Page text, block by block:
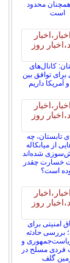
محدود
است
کانال‌های
برای توافق بین
و آمریکا داریم
تابستان، چه
از میانکاله
شده‌اند
خسارت چقدر
است؟
امنیتی برای
بررسی حادثه
و
فردی مسلح در
گلف